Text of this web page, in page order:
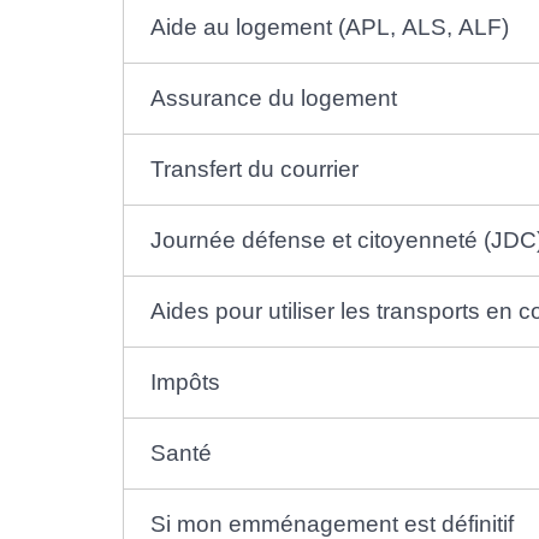
Aide au logement (APL, ALS, ALF)
Assurance du logement
Transfert du courrier
Journée défense et citoyenneté
Aides pour utiliser les transports en
Impôts
Santé
Si mon emménagement est définitif